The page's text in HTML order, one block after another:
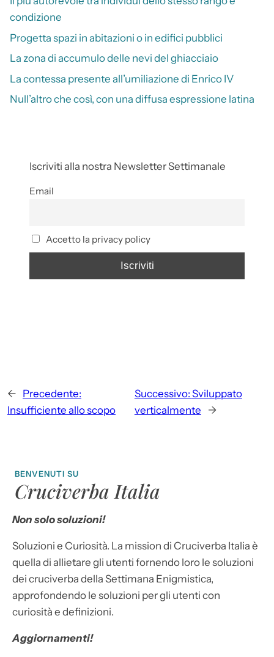
condizione
Progetta spazi in abitazioni o in edifici pubblici
La zona di accumulo delle nevi del ghiacciaio
La contessa presente all’umiliazione di Enrico IV
Null’altro che così, con una diffusa espressione latina
Iscriviti alla nostra Newsletter Settimanale
Email
Accetto la privacy policy
← Precedente:
Insufficiente allo scopo
Successivo: Sviluppato
verticalmente
→
BENVENUTI SU
Cruciverba Italia
Non solo soluzioni!
Soluzioni e Curiosità. La mission di Cruciverba Italia è
quella di allietare gli utenti fornendo loro le soluzioni
dei cruciverba della Settimana Enigmistica,
approfondendo le soluzioni per gli utenti con
curiosità e definizioni.
Aggiornamenti!